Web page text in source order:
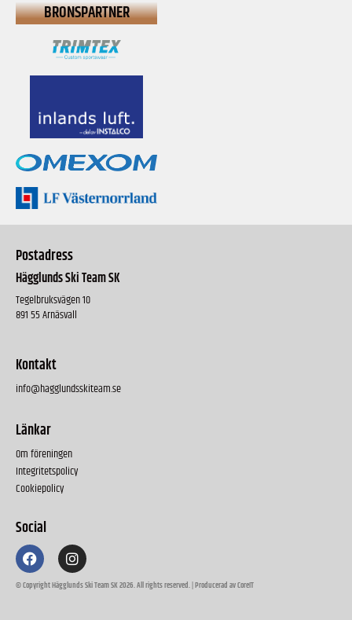
BRONSPARTNER
Postadress
Hägglunds Ski Team SK
Tegelbruksvägen 10
891 55 Arnäsvall
Kontakt
info@hagglundsskiteam.se
Länkar
Om föreningen
Integritetspolicy
Cookiepolicy
Social
© Copyright Hägglunds Ski Team SK 2026. All rights reserved. | Producerad av CoreIT